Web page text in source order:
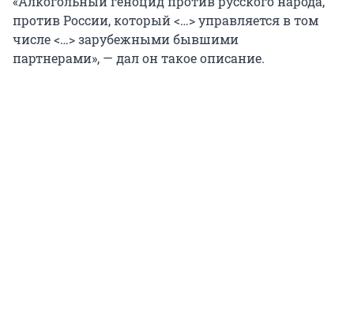
против России, который <…> управляется в том
числе <…> зарубежными бывшими
партнерами», — дал он такое описание.